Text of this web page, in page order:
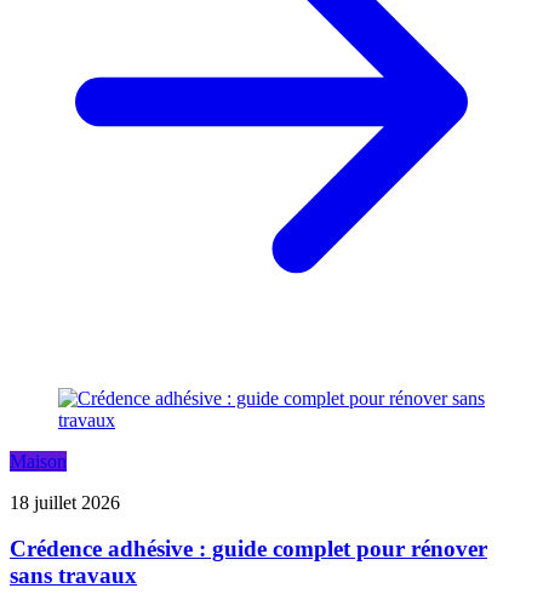
Maison
18 juillet 2026
Crédence adhésive : guide complet pour rénover
sans travaux